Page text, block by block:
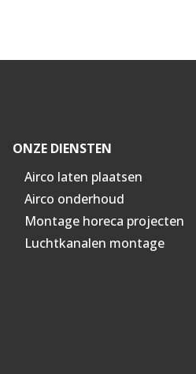
ONZE DIENSTEN
Airco laten plaatsen
Airco onderhoud
Montage horeca projecten
Luchtkanalen montage